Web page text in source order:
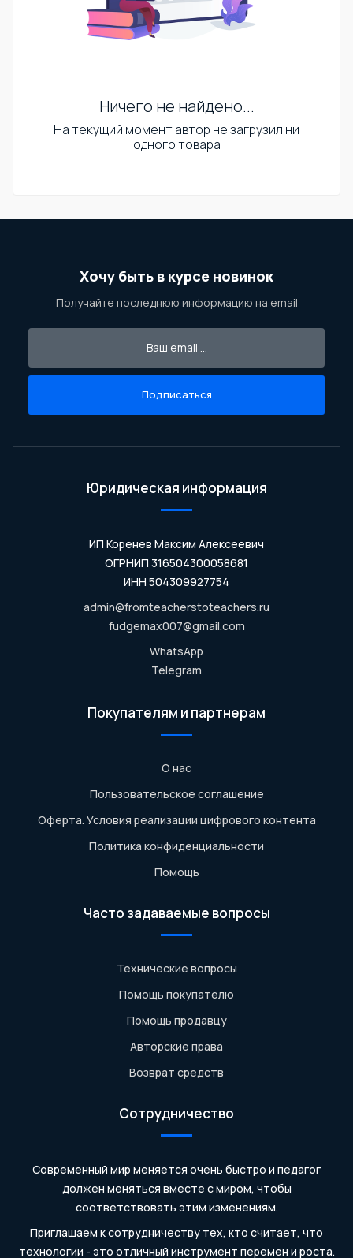
Ничего не найдено...
На текущий момент автор не загрузил ни
одного товара
Хочу быть в курсе новинок
Получайте последнюю информацию на email
Подписаться
Юридическая информация
ИП Коренев Максим Алексеевич
ОГРНИП 316504300058681
ИНН 504309927754
admin@fromteacherstoteachers.ru
fudgemax007@gmail.com
WhatsApp
Telegram
Покупателям и партнерам
О нас
Пользовательское соглашение
Оферта. Условия реализации цифрового контента
Политика конфиденциальности
Помощь
Часто задаваемые вопросы
Технические вопросы
Помощь покупателю
Помощь продавцу
Авторские права
Возврат средств
Сотрудничество
Современный мир меняется очень быстро и педагог
должен меняться вместе с миром, чтобы
соответствовать этим изменениям.
Приглашаем к сотрудничеству тех, кто считает, что
технологии - это отличный инструмент перемен и роста.